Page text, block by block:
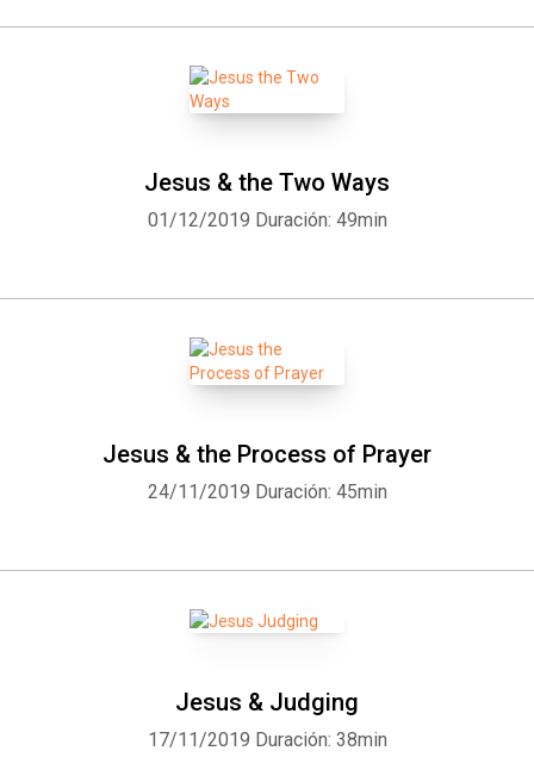
Jesus & the Two Ways
01/12/2019 Duración: 49min
Jesus & the Process of Prayer
24/11/2019 Duración: 45min
Jesus & Judging
17/11/2019 Duración: 38min